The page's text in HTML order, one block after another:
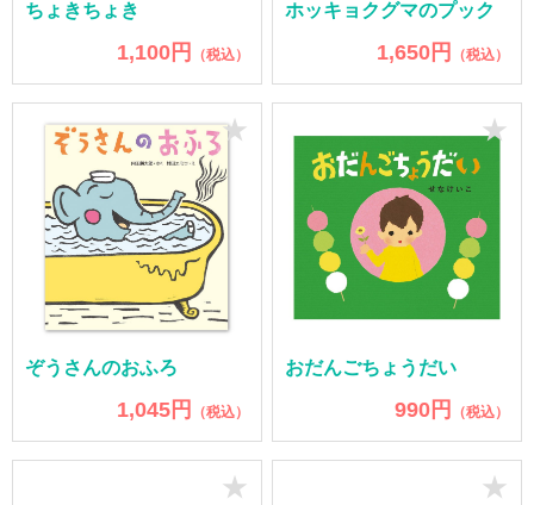
ちょきちょき
1,100円 （税込）
ホッキョクグマのプック
1,650円 （税込）
ぞうさんのおふろ
1,045円 （税込）
★
おだんごちょうだい
990円 （税込）
★
★ ★